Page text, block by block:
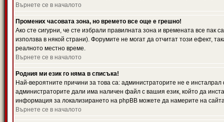
Върнете се в началото
Промених часовата зона, но времето все още е грешно!
Ако сте сигурни, че сте избрали правилната зона и времената все
използва в някой страни). Форумите не могат да отчитат този ефект,
реалното местно време.
Върнете се в началото
Родния ми език го няма в списъка!
Най-вероятните причини за това са: администраторите не е
администраторите дали има наличен файл с вашия език, който да
информация за локализирането на phpBB можете да намерите на
Върнете се в началото